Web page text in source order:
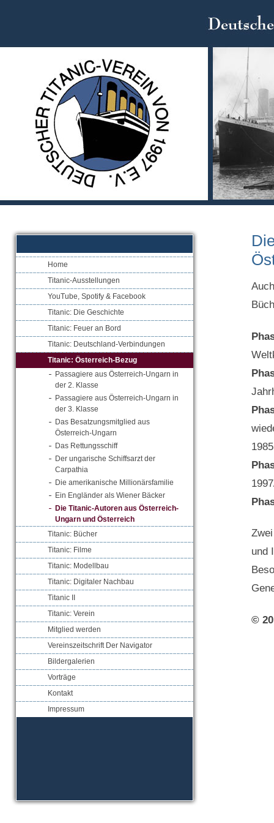
Home
Titanic-Ausstellungen
YouTube, Spotify & Facebook
Titanic: Die Geschichte
Titanic: Feuer an Bord
Titanic: Deutschland-Verbindungen
Titanic: Österreich-Bezug
Passagiere aus Österreich-Ungarn in
der 2. Klasse
Passagiere aus Österreich-Ungarn in
der 3. Klasse
Das Besatzungsmitglied aus
Österreich-Ungarn
Das Rettungsschiff
Der ungarische Schiffsarzt der
Carpathia
Die amerikanische Millionärsfamilie
Ein Engländer als Wiener Bäcker
Die Titanic-Autoren aus Österreich-
Ungarn und Österreich
Titanic: Bücher
Titanic: Filme
Titanic: Modellbau
Titanic: Digitaler Nachbau
Titanic II
Titanic: Verein
Mitglied werden
Vereinszeitschrift Der Navigator
Bildergalerien
Vorträge
Kontakt
Impressum
und
©